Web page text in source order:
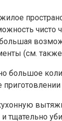
(см.
большое
тщательно